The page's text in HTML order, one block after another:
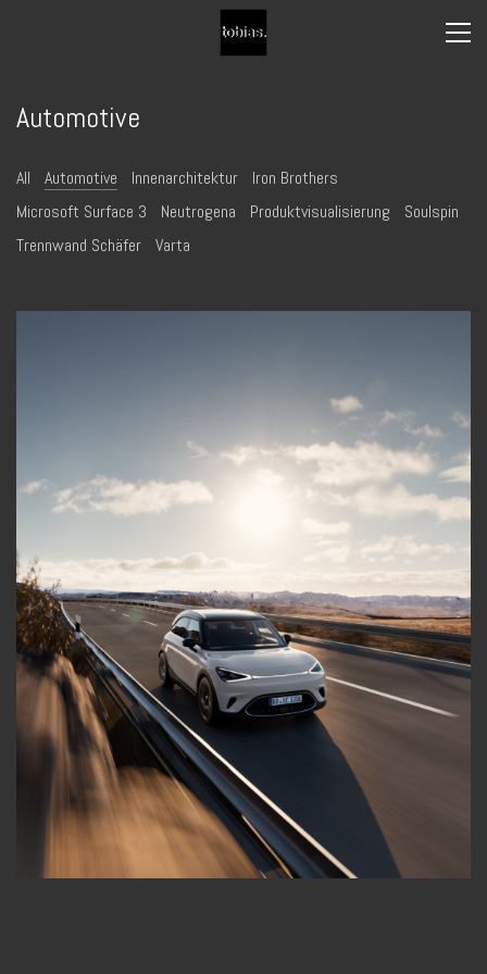
Automotive
All Automotive Innenarchitektur
Iron Brothers
Microsoft Surface 3
Neutrogena Produktvisualisierung
Soulspin
Trennwand Schäfer
Varta